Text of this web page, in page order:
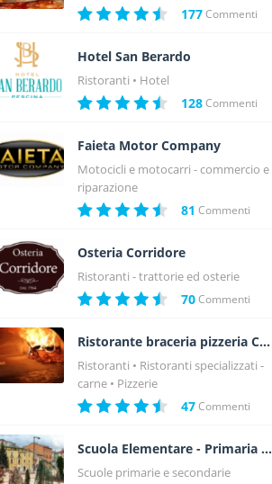
177Commenti
Hotel San Berardo
Ristoranti Hotel
128Commenti
Faieta Motor Company
Motocicli e motocarri - commercio e
riparazione
81 Commenti
Osteria Corridore
Ristoranti - trattorie ed osterie
70Commenti
Ristorante braceria pizzeria Caruso
Ristoranti
Ristoranti specializzati -
carne
Pizzerie
47Commenti
Scuola Elementare - Primaria Comune di Roccaraso
Scuole primarie e secondarie